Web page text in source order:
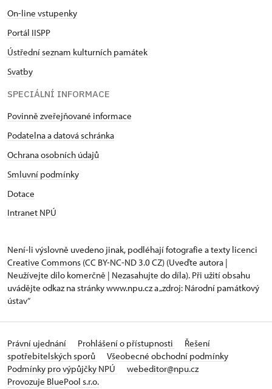
On-line vstupenky
Portál IISPP
Ústřední seznam kulturních památek
Svatby
SPECIÁLNÍ INFORMACE
Povinně zveřejňované informace
Podatelna a datová schránka
Ochrana osobních údajů
Smluvní podmínky
Dotace
Intranet NPÚ
Není-li výslovně uvedeno jinak, podléhají fotografie a texty licenci
Creative Commons (CC BY-NC-ND 3.0 CZ) (Uveďte autora |
Neužívejte dílo komerčně | Nezasahujte do díla). Při užití obsahu
uvádějte odkaz na stránky www.npu.cz a „zdroj: Národní památkový
ústav“
Právní ujednání Prohlášení o přístupnosti
Řešení
spotřebitelských sporů
Všeobecné obchodní podmínky
Podmínky pro výpůjčky NPÚ
webeditor@npu.cz
Provozuje BluePool s.r.o.